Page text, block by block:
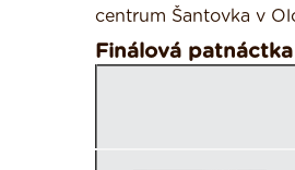
centrum Šantovka v
Finálová